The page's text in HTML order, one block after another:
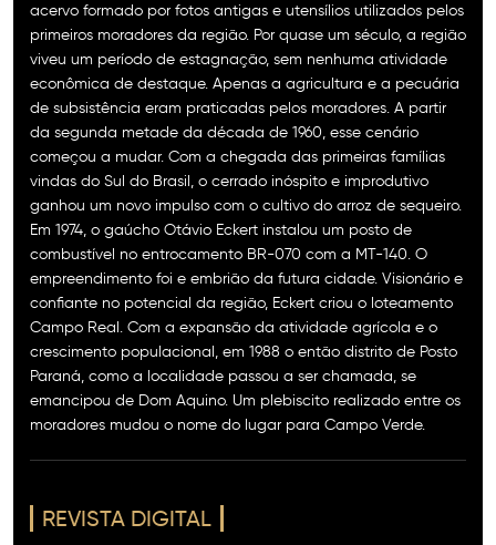
acervo formado por fotos antigas e utensílios utilizados pelos
primeiros moradores da região. Por quase um século, a região
viveu um período de estagnação, sem nenhuma atividade
econômica de destaque. Apenas a agricultura e a pecuária
de subsistência eram praticadas pelos moradores. A partir
da segunda metade da década de 1960, esse cenário
começou a mudar. Com a chegada das primeiras famílias
vindas do Sul do Brasil, o cerrado inóspito e improdutivo
ganhou um novo impulso com o cultivo do arroz de sequeiro.
Em 1974, o gaúcho Otávio Eckert instalou um posto de
combustível no entrocamento BR-070 com a MT-140. O
empreendimento foi e embrião da futura cidade. Visionário e
confiante no potencial da região, Eckert criou o loteamento
Campo Real. Com a expansão da atividade agrícola e o
crescimento populacional, em 1988 o então distrito de Posto
Paraná, como a localidade passou a ser chamada, se
emancipou de Dom Aquino. Um plebiscito realizado entre os
moradores mudou o nome do lugar para Campo Verde.
REVISTA DIGITAL